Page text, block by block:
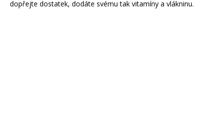
dopřejte dostatek, dodáte svému tak vitamíny a vlákninu.